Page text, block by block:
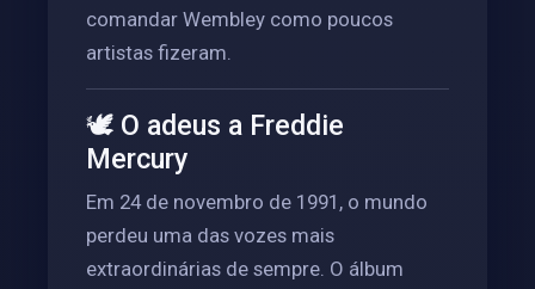
comandar Wembley como poucos
artistas fizeram.
🕊️ O adeus a Freddie
Mercury
Em 24 de novembro de 1991, o mundo
perdeu uma das vozes mais
extraordinárias de sempre. O álbum